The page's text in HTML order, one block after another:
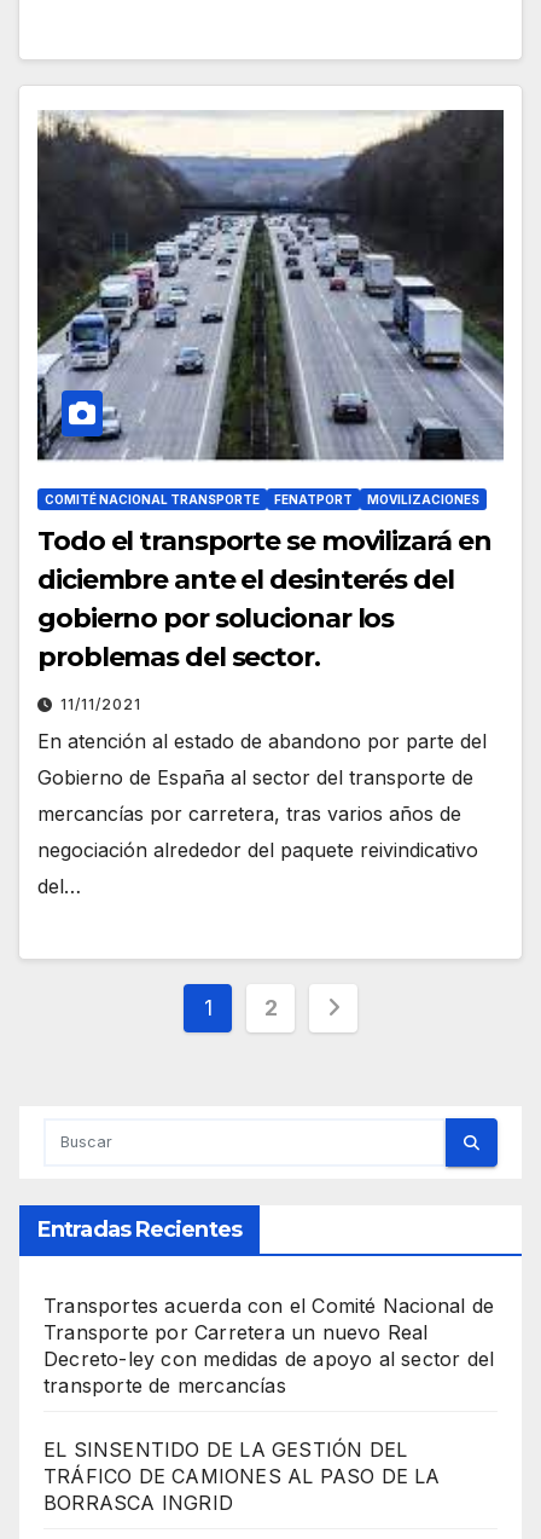
COMITÉ NACIONAL TRANSPORTE FENATPORT MOVILIZACIONES
Todo el transporte se movilizará en
diciembre ante el desinterés del
gobierno por solucionar los
problemas del sector.
11/11/2021
En atención al estado de abandono por parte del
Gobierno de España al sector del transporte de
mercancías por carretera, tras varios años de
negociación alrededor del paquete reivindicativo
del…
Paginación
1 2
Entradas Recientes
Transportes acuerda con el Comité Nacional de
Transporte por Carretera un nuevo Real
Decreto-ley con medidas de apoyo al sector del
transporte de mercancías
EL SINSENTIDO DE LA GESTIÓN DEL
TRÁFICO DE CAMIONES AL PASO DE LA
BORRASCA INGRID